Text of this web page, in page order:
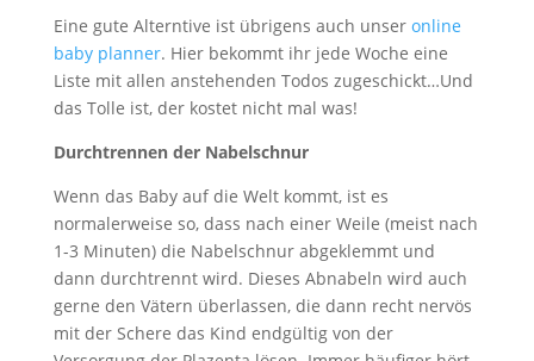
Eine gute Alterntive ist übrigens auch unser online
baby planner. Hier bekommt ihr jede Woche eine
Liste mit allen anstehenden Todos zugeschickt…Und
das Tolle ist, der kostet nicht mal was!
Durchtrennen der Nabelschnur
Wenn das Baby auf die Welt kommt, ist es
normalerweise so, dass nach einer Weile (meist nach
1-3 Minuten) die Nabelschnur abgeklemmt und
dann durchtrennt wird. Dieses Abnabeln wird auch
gerne den Vätern überlassen, die dann recht nervös
mit der Schere das Kind endgültig von der